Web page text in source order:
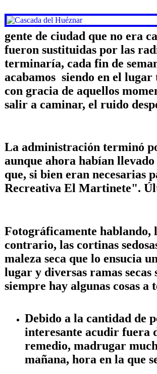
gente de ciudad que no era
fueron sustituidas por las
terminaría, cada fin de
acabamos siendo en el
con gracia de aquellos
salir a caminar, el ruido
La administración terminó
aunque ahora habían
que, si bien eran necesarias
Recreativa El Martinete".
Fotográficamente hablando,
contrario, las cortinas
maleza seca que lo ensucia
lugar y diversas ramas
siempre hay algunas cosas a
Debido a la cantidad de
interesante acudir fuera
remedio, madrugar
mañana, hora en la que